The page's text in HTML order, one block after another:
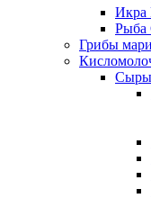
Икра
Рыба
Грибы
Сыры